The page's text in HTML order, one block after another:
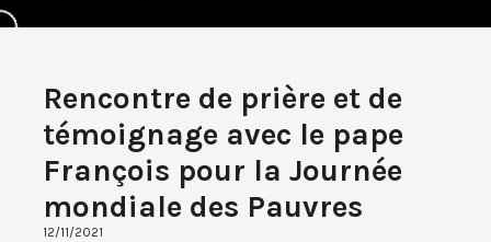
Rencontre de prière et de
témoignage avec le pape
François pour la Journée
mondiale des Pauvres
12/11/2021